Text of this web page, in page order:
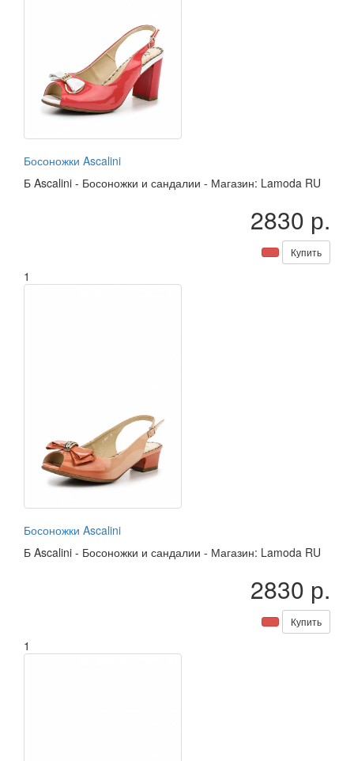
Босоножки Ascalini
Б Ascalini - Босоножки и сандалии - Магазин: Lamoda RU
2830 р.
Купить
1
Босоножки Ascalini
Б Ascalini - Босоножки и сандалии - Магазин: Lamoda RU
2830 р.
Купить
1